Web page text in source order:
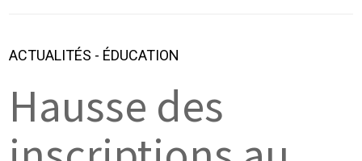
ACTUALITÉS - ÉDUCATION
Hausse des